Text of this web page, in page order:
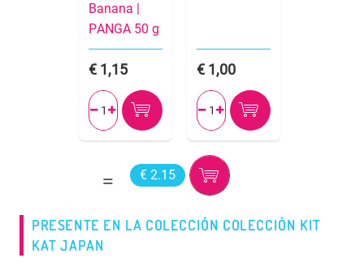
Banana |
PANGA 50 g
1,15
 
1,00
 
€ 2.15
PRESENTE EN LA COLECCIÓN COLECCIÓN KIT
KAT JAPAN